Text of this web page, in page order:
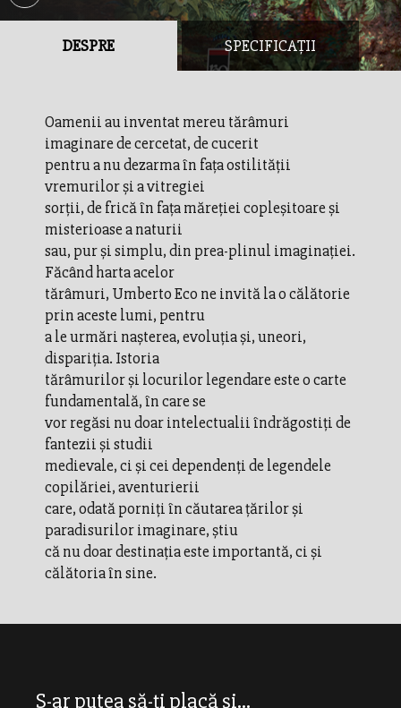
DESPRE SPECIFICAȚII
Oamenii au inventat mereu tărâmuri
imaginare de cercetat, de cucerit
pentru a nu dezarma în faţa ostilităţii
vremurilor şi a vitregiei
sorţii, de frică în faţa măreţiei copleşitoare şi
misterioase a naturii
sau, pur şi simplu, din prea-plinul imaginaţiei.
Făcând harta acelor
tărâmuri, Umberto Eco ne invită la o călătorie
prin aceste lumi, pentru
a le urmări naşterea, evoluţia şi, uneori,
dispariţia. Istoria
tărâmurilor şi locurilor legendare este o carte
fundamentală, în care se
vor regăsi nu doar intelectualii îndrăgostiţi de
fantezii şi studii
medievale, ci şi cei dependenţi de legendele
copilăriei, aventurierii
care, odată porniţi în căutarea ţărilor şi
paradisurilor imaginare, ştiu
că nu doar destinaţia este importantă, ci şi
călătoria în sine.
S-ar putea să-ți placă și...